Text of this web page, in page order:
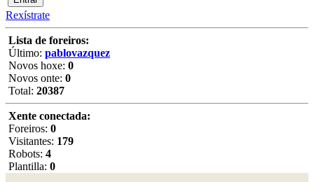
Rexístrate
Lista de foreiros:
Último: pablovazquez
Novos hoxe: 0
Novos onte: 0
Total: 20387
Xente conectada:
Foreiros: 0
Visitantes: 179
Robots: 4
Plantilla: 0